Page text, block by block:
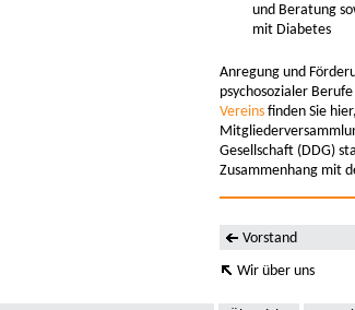
und Beratung
mit Diabetes
Anregung und
psychosozialer
Vereins finden Sie
Gesellschaft (DDG)
Zusammenhang mit
Vorstand
Wir über uns